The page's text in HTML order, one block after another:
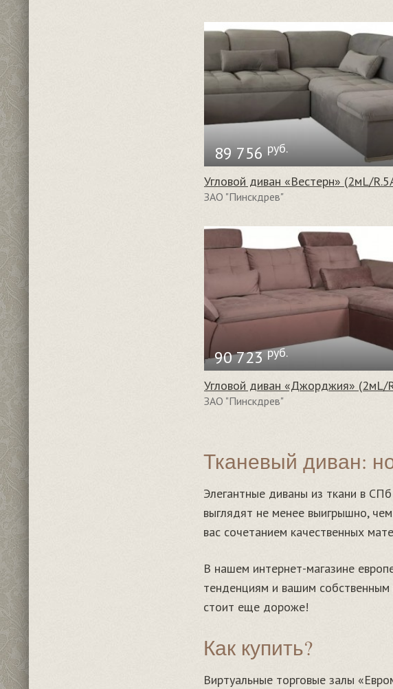
89 756 руб.
ЗАО "Пинскдрев"
90 723 руб.
ЗАО "Пинскдрев"
Тканевый диван:
Элегантные диваны из ткани в
выглядят не менее выигрышно,
вас сочетанием качественных
В нашем интернет-магазине
тенденциям и вашим собственным
стоит еще дороже!
Как купить?
Виртуальные торговые залы